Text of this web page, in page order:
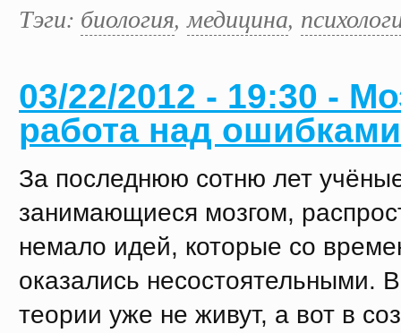
Тэги: биология,медицина,
03/22/2012 - 19:30 -
работа над ошибками
За последнюю сотню лет
занимающиеся мозгом,
немало идей, которые со
оказались несостоятельными.
теории уже не живут, а вот в